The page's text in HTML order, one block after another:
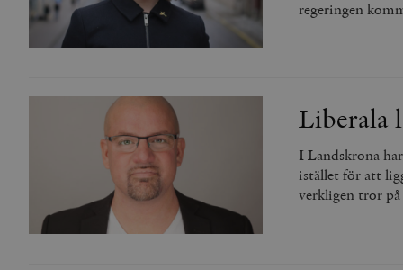
regeringen
Liberala
I Landskrona
istället för att
verkligen tror
_hjFirstSeen
{32}
__cf_bm